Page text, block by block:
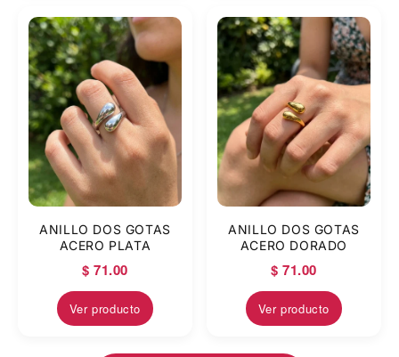
ANILLO DOS GOTAS
ACERO PLATA
$ 71.00
Ver producto
ANILLO DOS GOTAS
ACERO DORADO
$ 71.00
Ver producto